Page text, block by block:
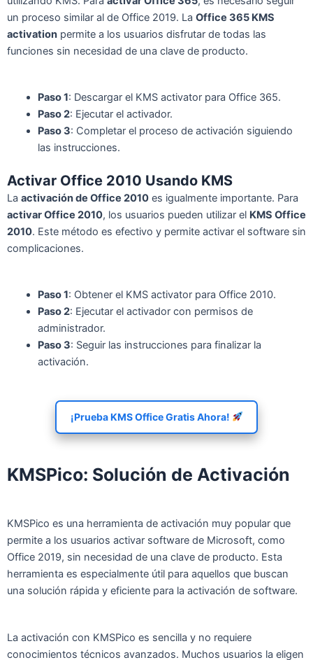
un proceso similar al de Office 2019. La Office 365 KMS
activation permite a los usuarios disfrutar de todas las
funciones sin necesidad de una clave de producto.
Paso 1: Descargar el KMS activator para Office 365.
Paso 2: Ejecutar el activador.
Paso 3: Completar el proceso de activación siguiendo
las instrucciones.
Activar Office 2010 Usando KMS
La activación de Office 2010 es igualmente importante. Para
activar Office 2010, los usuarios pueden utilizar el KMS Office
2010. Este método es efectivo y permite activar el software sin
complicaciones.
Paso 1: Obtener el KMS activator para Office 2010.
Paso 2: Ejecutar el activador con permisos de
administrador.
Paso 3: Seguir las instrucciones para finalizar la
activación.
¡Prueba KMS Office Gratis Ahora!
KMSPico: Solución de Activación
KMSPico es una herramienta de activación muy popular que
permite a los usuarios activar software de Microsoft, como
Office 2019, sin necesidad de una clave de producto. Esta
herramienta es especialmente útil para aquellos que buscan
una solución rápida y eficiente para la activación de software.
La activación con KMSPico es sencilla y no requiere
conocimientos técnicos avanzados. Muchos usuarios la eligen